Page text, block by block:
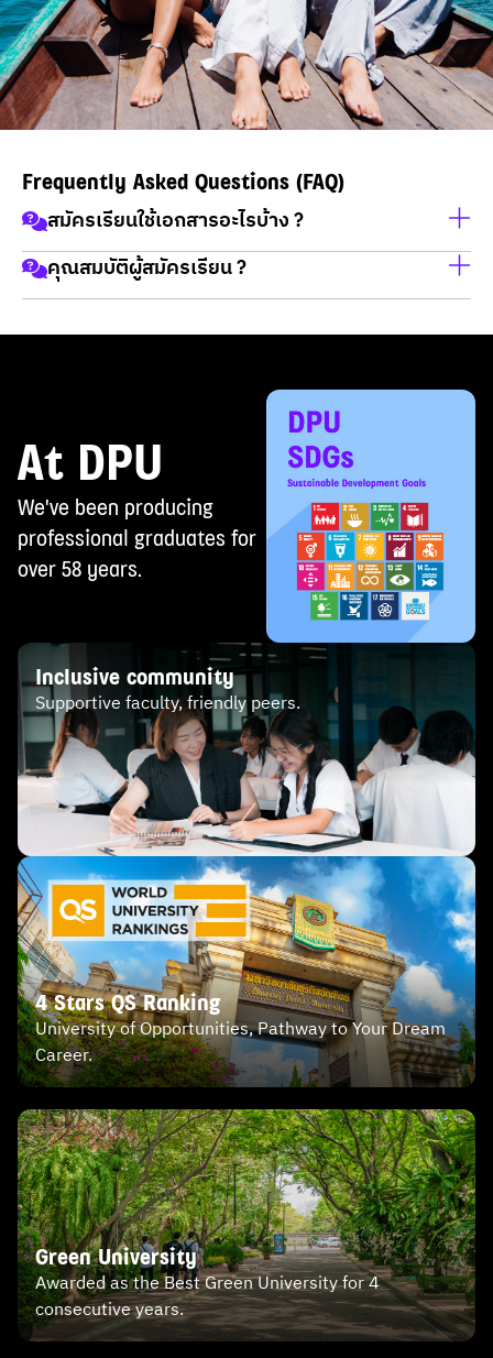
Frequently Asked Questions (FAQ)
สมัครเรียนใช้เอกสารอะไรบ้าง ?
สำเนาบัตรประชาชน
คุณสมบัติผู้สมัครเรียน ?
เป็นผู้จบการศึกษาในวุฒิ ม.6 / กศน / ปวช / ปวส และ ปริญญา
At DPU
We've been producing
professional graduates for
over 58 years.
Inclusive community
Supportive faculty, friendly peers.
4 Stars QS Ranking
University of Opportunities, Pathway to Your Dream
Career.
Green University
Awarded as the Best Green University for 4
consecutive years.